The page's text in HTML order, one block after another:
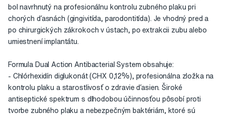
bol navrhnutý na profesionálnu kontrolu zubného plaku pri
chorých ďasnách (gingivitída, parodontitída). Je vhodný pred a
po chirurgických zákrokoch v ústach, po extrakcii zubu alebo
umiestnení implantátu.
Formula Dual Action Antibacterial System obsahuje:
- Chlórhexidín diglukonát (CHX 0,12%), profesionálna zložka na
kontrolu plaku a starostlivosť o zdravie ďasien. Široké
antiseptické spektrum s dlhodobou účinnosťou pôsobí proti
tvorbe zubného plaku a nebezpečným baktériám, ktoré sú